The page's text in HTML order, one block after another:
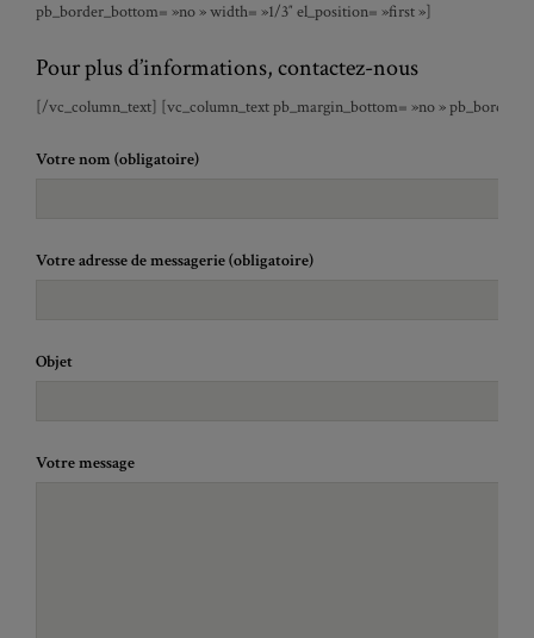
pb_border_bottom= »no » width= »1/3″ el_position= »first »]
Pour plus d’informations, contactez-nous
[/vc_column_text] [vc_column_text pb_margin_bottom= »no »
Votre nom (obligatoire)
Votre adresse de messagerie (obligatoire)
Objet
Votre message